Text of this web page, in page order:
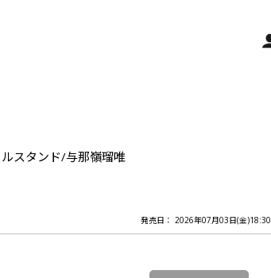
スタンド/与那嶺瑠唯
発売日： 2026年07月03日(金)18:30